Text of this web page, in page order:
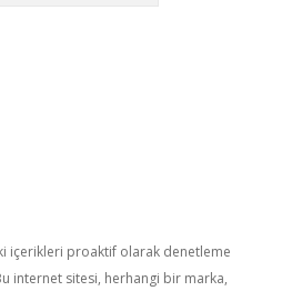
içerikleri proaktif olarak denetleme
internet sitesi, herhangi bir marka,